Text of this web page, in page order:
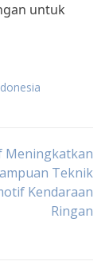
untuk
Meningkatkan
Teknik
Kendaraan
Ringan